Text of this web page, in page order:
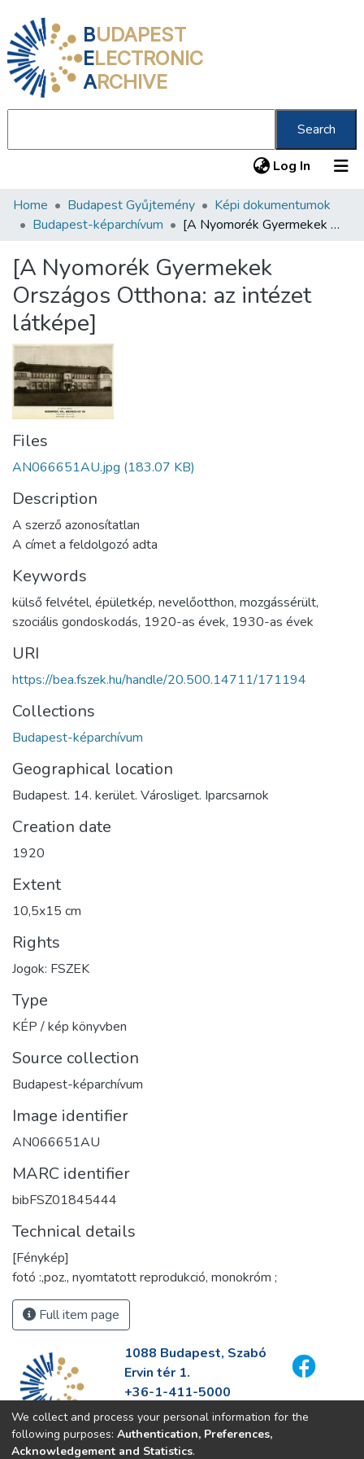
BUDAPEST
ELECTRONIC
ARCHIVE
Search
Log In (current)
Communities & Collections
Statistics
About us
Home Budapest Gyűjtemény
Képi dokumentumok
Budapest-képarchívum
[A Nyomorék Gyermekek Országos Otthona: az intézet látképe]
[A Nyomorék Gyermekek
Országos Otthona: az intézet
látképe]
Files
AN066651AU.jpg (183.07 KB)
Description
A szerző azonosítatlan
A címet a feldolgozó adta
Keywords
külső felvétel, épületkép, nevelőotthon, mozgássérült,
szociális gondoskodás, 1920-as évek, 1930-as évek
URI
https://bea.fszek.hu/handle/20.500.14711/171194
Collections
Budapest-képarchívum
Geographical location
Budapest. 14. kerület. Városliget. Iparcsarnok
Creation date
1920
Extent
10,5x15 cm
Rights
Jogok: FSZEK
Type
KÉP / kép könyvben
Source collection
Budapest-képarchívum
Image identifier
AN066651AU
MARC identifier
bibFSZ01845444
Technical details
[Fénykép]
fotó :,poz., nyomtatott reprodukció, monokróm ;
Full item page
1088 Budapest, Szabó
Ervin tér 1.
+36-1-411-5000
info@fszek.hu
https://fszek.hu
We collect and process your personal information for the
following purposes: Authentication, Preferences,
Acknowledgement and Statistics.